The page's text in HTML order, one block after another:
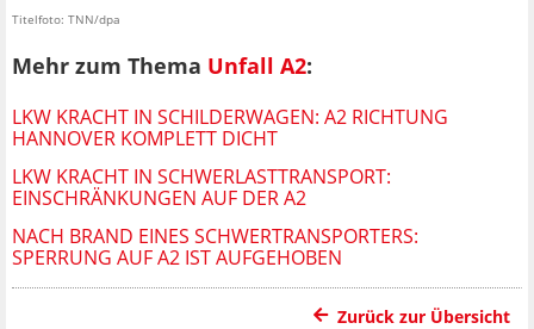
Titelfoto: TNN/dpa
Mehr zum Thema Unfall A2:
LKW KRACHT IN SCHILDERWAGEN: A2 RICHTUNG
HANNOVER KOMPLETT DICHT
LKW KRACHT IN SCHWERLASTTRANSPORT:
EINSCHRÄNKUNGEN AUF DER A2
NACH BRAND EINES SCHWERTRANSPORTERS:
SPERRUNG AUF A2 IST AUFGEHOBEN
Zurück zur Übersicht